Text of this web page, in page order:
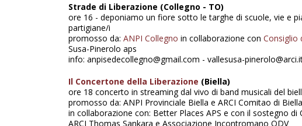
Strade di Liberazione (Collegno - TO)
ore 16 - deponiamo un fiore sotto le targhe di scuole, vie e
partigiane/i
promosso da: ANPI Collegno in collaborazione con Consiglio
Susa-Pinerolo aps
info: anpisedecollegno@gmail.com - vallesusa-
Il Concertone della Liberazione (Biella)
ore 18 concerto in streaming dal vivo di band musicali del
promosso da: ANPI Provinciale Biella e ARCI Comitao di
in collaborazione con: Better Places APS e con il sostegno
ARCI Thomas Sankara e Associazione Incontromano ODV